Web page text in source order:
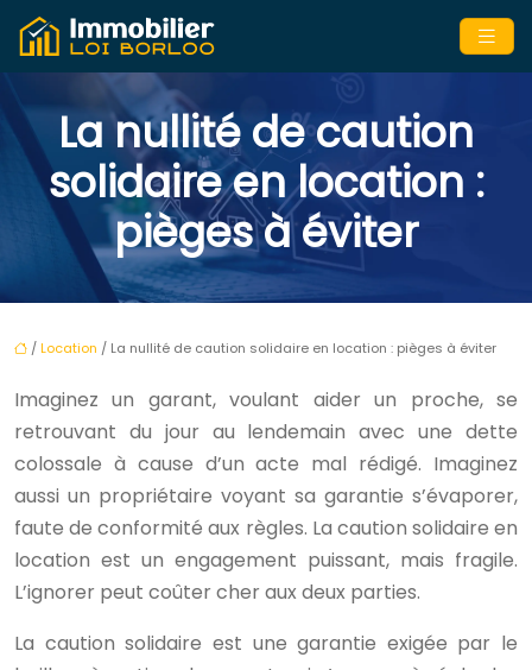
La nullité de caution
solidaire en location :
pièges à éviter
/Location / La nullité de caution solidaire en location : pièges à éviter
Imaginez un garant, voulant aider un proche, se
retrouvant du jour au lendemain avec une dette
colossale à cause d’un acte mal rédigé. Imaginez
aussi un propriétaire voyant sa garantie s’évaporer,
faute de conformité aux règles. La caution solidaire en
location est un engagement puissant, mais fragile.
L’ignorer peut coûter cher aux deux parties.
La caution solidaire est une garantie exigée par le